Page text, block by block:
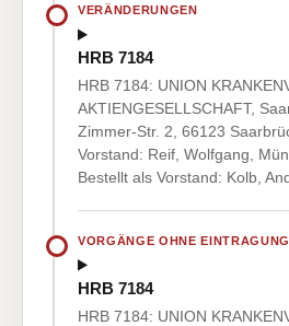
VERÄNDERUNGEN
HRB 7184
HRB 7184: UNION
AKTIENGESELLSCHAFT,
Zimmer-Str. 2, 66123
Vorstand: Reif, Wolfgang,
Bestellt als Vorstand: Kolb,
VORGÄNGE OHNE EINTRAGUNG
HRB 7184
HRB 7184: UNION